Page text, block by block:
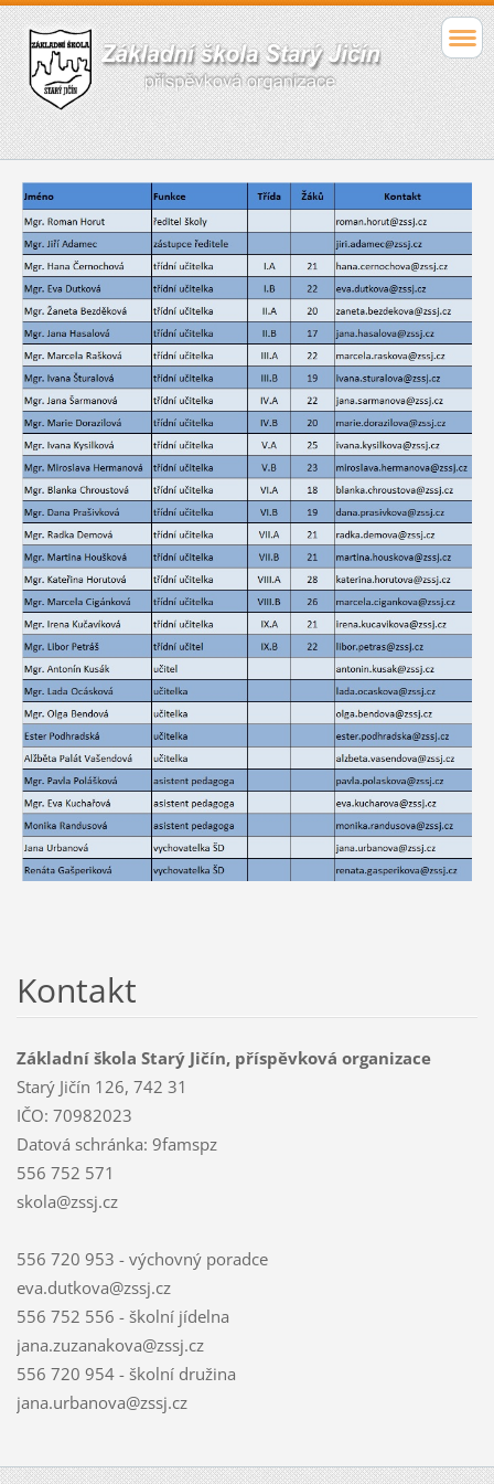
Kontakt
Základní škola Starý Jičín, příspěvková organizace
Starý Jičín 126, 742 31
IČO: 70982023
Datová schránka: 9famspz
556 752 571
skola@zssj.cz
556 720 953 - výchovný poradce
eva.dutkova@zssj.cz
556 752 556 - školní jídelna
jana.zuzanakova@zssj.cz
556 720 954 - školní družina
jana.urbanova@zssj.cz